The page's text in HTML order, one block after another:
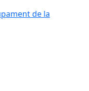
de la